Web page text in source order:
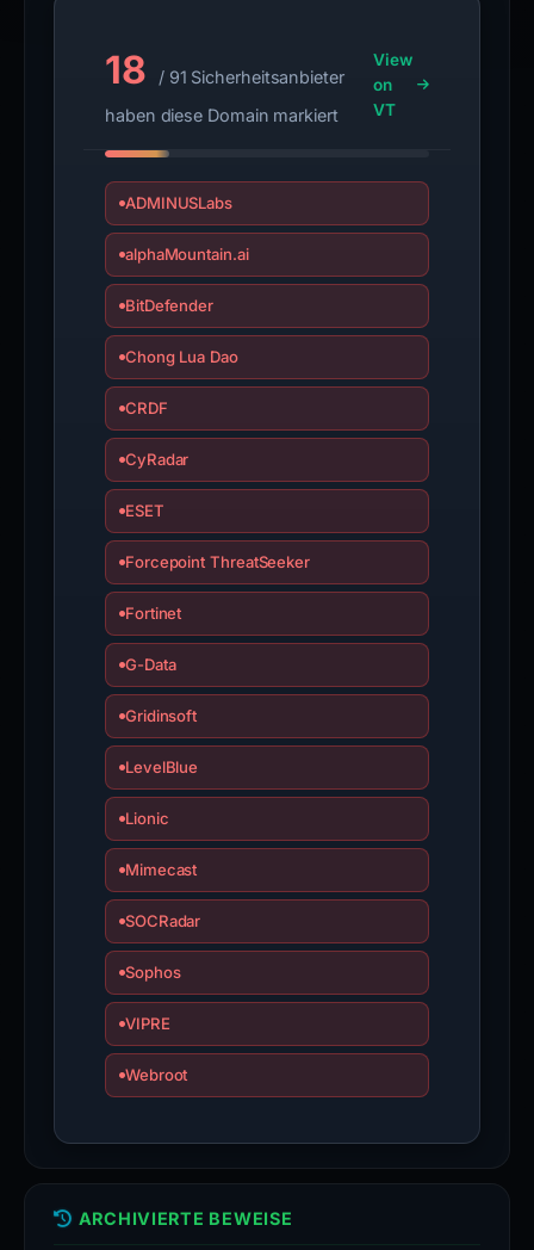
18
/ 91 Sicherheitsanbieter
haben diese Domain markiert
View
on
VT
ADMINUSLabs
alphaMountain.ai
BitDefender
Chong Lua Dao
CRDF
CyRadar
ESET
Forcepoint ThreatSeeker
Fortinet
G-Data
Gridinsoft
LevelBlue
Lionic
Mimecast
SOCRadar
Sophos
VIPRE
Webroot
ARCHIVIERTE BEWEISE